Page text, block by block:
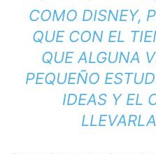
COMO DISNEY,
QUE CON EL
QUE ALGUNA
PEQUEÑO
IDEAS Y EL